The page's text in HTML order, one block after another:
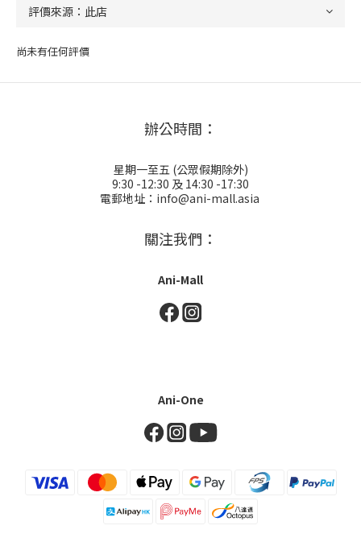
尚未有任何評價
辦公時間：
星期一至五 (公眾假期除外)
9:30 -12:30 及 14:30 -17:30
電郵地址：info@ani-mall.asia
關注我們：
Ani-Mall
Ani-One